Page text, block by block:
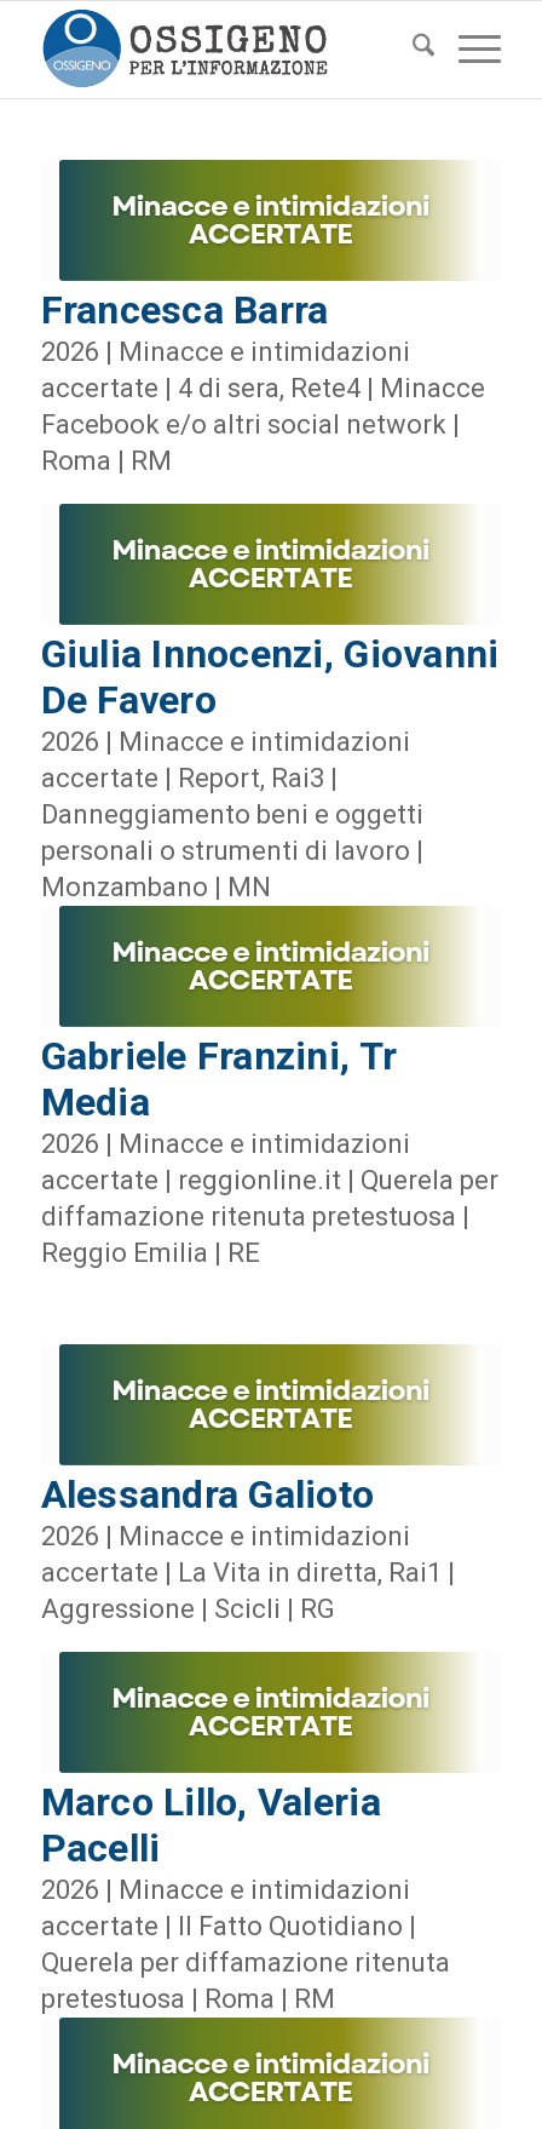
Francesca Barra
2026 | Minacce e intimidazioni
accertate | 4 di sera, Rete4 | Minacce
Facebook e/o altri social network |
Roma | RM
Giulia Innocenzi, Giovanni
De Favero
2026 | Minacce e intimidazioni
accertate | Report, Rai3 |
Danneggiamento beni e oggetti
personali o strumenti di lavoro |
Monzambano | MN
Gabriele Franzini, Tr
Media
2026 | Minacce e intimidazioni
accertate | reggionline.it | Querela per
diffamazione ritenuta pretestuosa |
Reggio Emilia | RE
Alessandra Galioto
2026 | Minacce e intimidazioni
accertate | La Vita in diretta, Rai1 |
Aggressione | Scicli | RG
Marco Lillo, Valeria
Pacelli
2026 | Minacce e intimidazioni
accertate | Il Fatto Quotidiano |
Querela per diffamazione ritenuta
pretestuosa | Roma | RM